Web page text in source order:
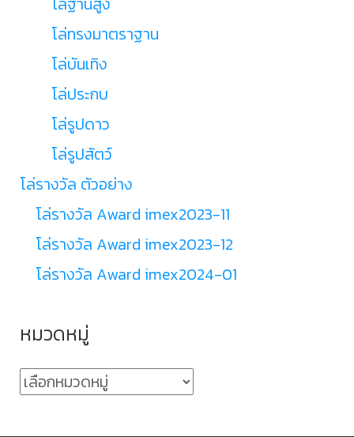
โล่ทรงมาตราฐาน
โล่บันเทิง
โล่ประกบ
โล่รูปดาว
โล่รูปสัตว์
โล่รางวัล ตัวอย่าง
โล่รางวัล Award imex2023-11
โล่รางวัล Award imex2023-12
โล่รางวัล Award imex2024-01
หมวดหมู่
หมวด